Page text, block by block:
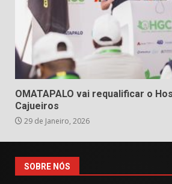
OMATAPALO vai requalificar o
Cajueiros
29 de Janeiro, 2026
SOBRE NÓS